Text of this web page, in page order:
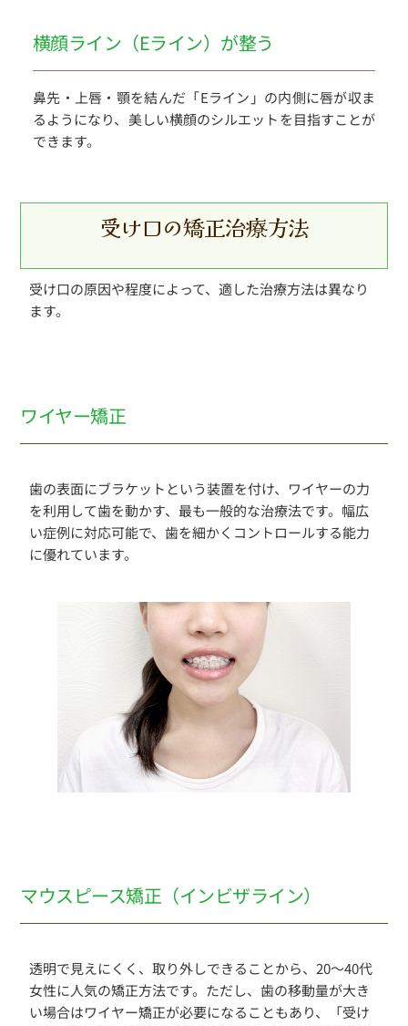
横顔ライン（Eライン）が整う
鼻先・上唇・顎を結んだ「Eライン」の内側に唇が収ま
るようになり、美しい横顔のシルエットを目指すことが
できます。
受け口の矯正治療方法
受け口の原因や程度によって、適した治療方法は異なり
ます。
ワイヤー矯正
歯の表面にブラケットという装置を付け、ワイヤーの力
を利用して歯を動かす、最も一般的な治療法です。幅広
い症例に対応可能で、歯を細かくコントロールする能力
に優れています。
マウスピース矯正（インビザライン）
透明で見えにくく、取り外しできることから、20〜40代
女性に人気の矯正方法です。ただし、歯の移動量が大き
い場合はワイヤー矯正が必要になることもあり、「受け